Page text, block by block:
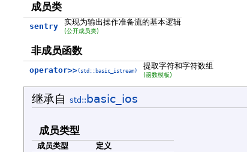
成员类
sentry 实现为输出操作准备流的基本逻辑
(公开成员类)
非成员函数
operator>>(std::basic_istream)
提取字符和字符数组
(函数模板)
继承自 std::basic_ios
成员类型
成员类型
定义